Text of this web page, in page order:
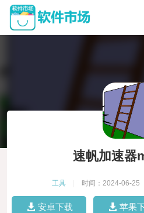
速帆加速器
工具 时间：2024-06-25
安卓下载 苹果